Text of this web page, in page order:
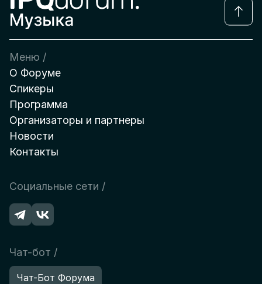
Меню /
О Форуме
Спикеры
Программа
Организаторы и партнеры
Новости
Контакты
Социальные сети /
Чат-бот /
Чат-Бот Форума